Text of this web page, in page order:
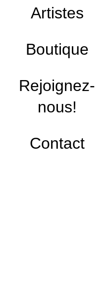
Artistes
Boutique
Rejoignez-
nous!
Contact